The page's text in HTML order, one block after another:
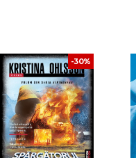
-30%